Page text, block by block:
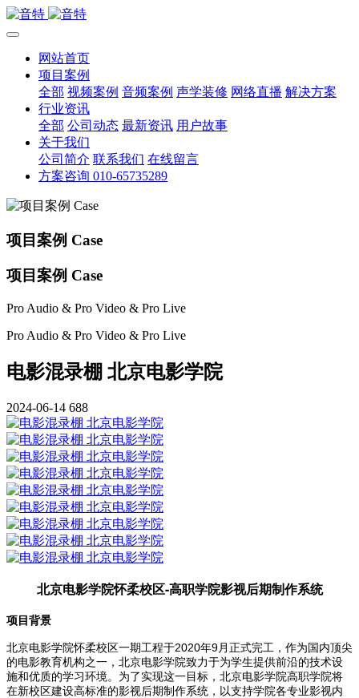
网站首页
项目案例
全部 视频案例 音频案例 声学装修 网络直播 解决方案
行业资讯
全部 公司动态 最新资讯 用户故事
关于我们
公司简介 联系我们 在线留言
方案咨询 010-65735289
项目案例 Case
项目案例 Case
Pro Audio & Pro Video & Pro Live
Pro Audio & Pro Video & Pro Live
电影混录棚 北京电影学院
2024-06-14 688
北京电影学院怀柔校区-高职学院影视后期制作系统
项目背景
北京电影学院怀柔校区一期工程于2020年9 月正式完工，作为国内顶尖
的电影教育机构之一，北京电影学院致力于为学生提供前沿的技术设
施和优质的学习环境。为了实现这一目标，北京电影学院高职学院将
在新校区建设高标准的影视后期制作系统，以支持学院各专业影视内